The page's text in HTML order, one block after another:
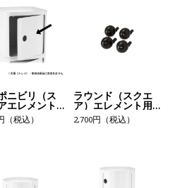
ニビリ（ス
エレメント
（税込）
ラウンド（スクエ
ア）エレメント用
キャスター4個セッ
ト
2,700円（税込）